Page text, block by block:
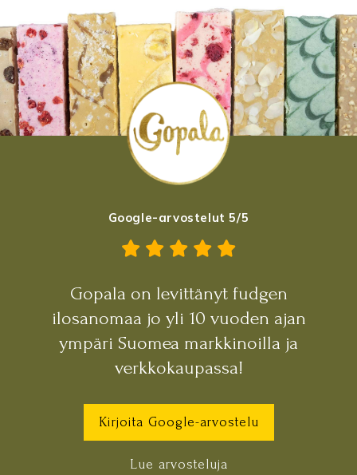
Google-arvostelut 5/5
Gopala on levittänyt fudgen
ilosanomaa jo yli 10 vuoden ajan
ympäri Suomea markkinoilla ja
verkkokaupassa!
Kirjoita Google-arvostelu
Lue arvosteluja